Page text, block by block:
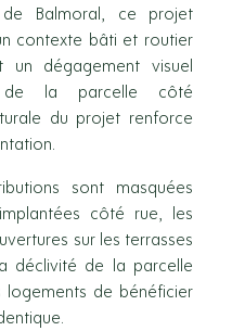
Balmoral, ce projet
contexte bâti et routier
dégagement visuel
de la parcelle côté
du projet renforce
sont masquées
côté rue, les
sur les terrasses
déclivité de la parcelle
logements de bénéficier